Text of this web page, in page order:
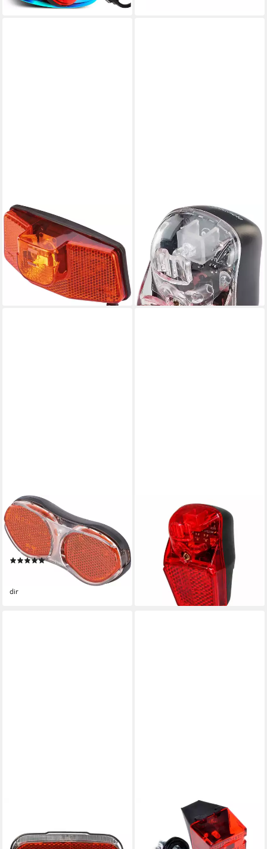
PROPHETE
Fahrrad-Frontlicht LED-
Rücklicht, Naben- und
Seitendynamo
ab 4,79 €
lieferbar - in 9-11 Werktagen bei
PROPHETE
Fahrrad-Rücklicht Prophete
LED-Rücklicht (6V)
17,99 €
lieferbar - in 6-8 Werktagen bei dir
PROPHETE
Fahrrad-Frontlicht LED
Rücklicht für Seiten und
Nabendynamo
(2)
lieferbar - in 9-11 Werktagen bei
dir
Fahrrad-Rücklicht 35812,
Standlicht mit starker 7
Candela LED und Reflektor
6,95 € 9,95 €
lieferbar - in 4-5 Werktagen bei dir
Standlicht mit starkem LED
Fahrrad-Rücklicht Fahrrad
LED Rücklicht für Dynamo